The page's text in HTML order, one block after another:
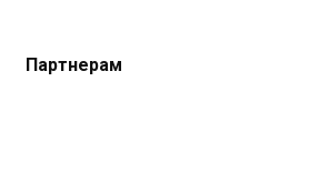
Партнерам